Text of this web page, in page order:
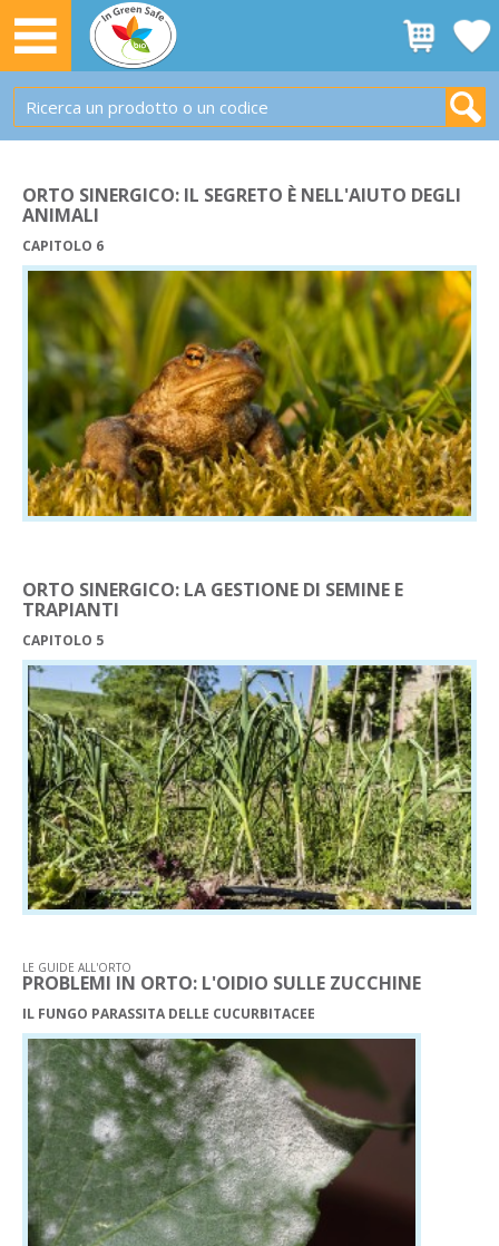
ORTO SINERGICO: IL SEGRETO È NELL'AIUTO DEGLI
ANIMALI
CAPITOLO 6
ORTO SINERGICO: LA GESTIONE DI SEMINE E
TRAPIANTI
CAPITOLO 5
LE GUIDE ALL'ORTO
PROBLEMI IN ORTO: L'OIDIO SULLE ZUCCHINE
IL FUNGO PARASSITA DELLE CUCURBITACEE